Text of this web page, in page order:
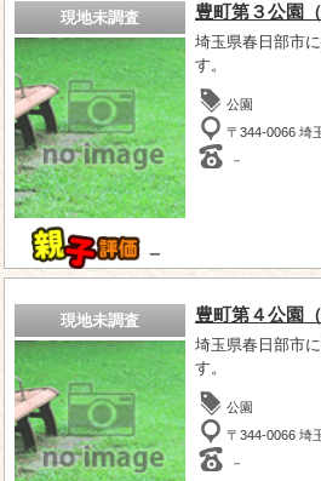
現地未調査
－
豊町第３公園
埼玉県春日部市
す。
公園
〒344-0066 埼
－
現地未調査 豊町第４公園
埼玉県春日部市
す。
公園
〒344-0066 埼
－